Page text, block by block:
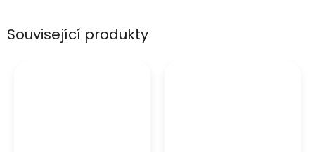
Související produkty